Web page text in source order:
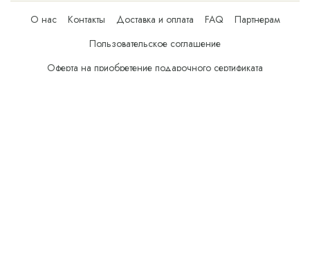
О нас Контакты Доставка и оплата FAQ
Партнерам
Пользовательское соглашение
Оферта на приобретение подарочного сертификата